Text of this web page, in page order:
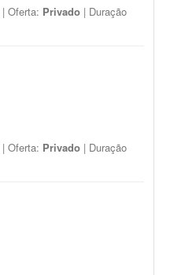
| Oferta: Privado | Duração
| Oferta: Privado | Duração